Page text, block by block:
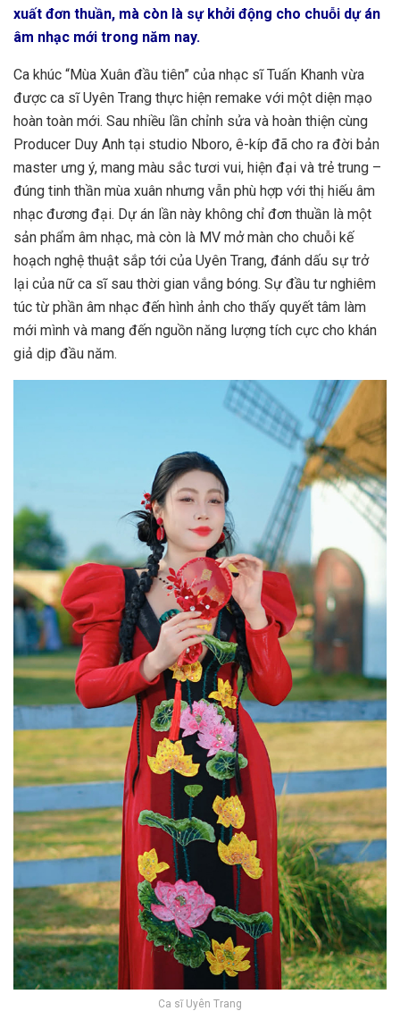
xuất đơn thuần, mà còn là sự khởi động cho chuỗi dự án
âm nhạc mới trong năm nay.
Ca khúc “Mùa Xuân đầu tiên” của nhạc sĩ Tuấn Khanh vừa
được ca sĩ Uyên Trang thực hiện remake với một diện mạo
hoàn toàn mới. Sau nhiều lần chỉnh sửa và hoàn thiện cùng
Producer Duy Anh tại studio Nboro, ê-kíp đã cho ra đời bản
master ưng ý, mang màu sắc tươi vui, hiện đại và trẻ trung –
đúng tinh thần mùa xuân nhưng vẫn phù hợp với thị hiếu âm
nhạc đương đại. Dự án lần này không chỉ đơn thuần là một
sản phẩm âm nhạc, mà còn là MV mở màn cho chuỗi kế
hoạch nghệ thuật sắp tới của Uyên Trang, đánh dấu sự trở
lại của nữ ca sĩ sau thời gian vắng bóng. Sự đầu tư nghiêm
túc từ phần âm nhạc đến hình ảnh cho thấy quyết tâm làm
mới mình và mang đến nguồn năng lượng tích cực cho khán
giả dịp đầu năm.
Ca sĩ Uyên Trang